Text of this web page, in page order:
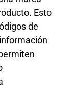
Esto
de